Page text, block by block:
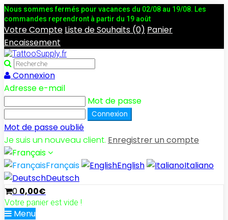
Nous sommes fermés pour vacances du 02/08 au 19/08. Les
commandes reprendront à partir du 19 août
Votre Compte Liste de Souhaits (0) Panier
Encaissement
Connexion
Adresse e-mail
Mot de passe
Mot de passe oublié
Je suis un nouveau client. Enregistrer un compte
Français English
Italiano
Deutsch
0 0,00€
Votre panier est vide !
Menu